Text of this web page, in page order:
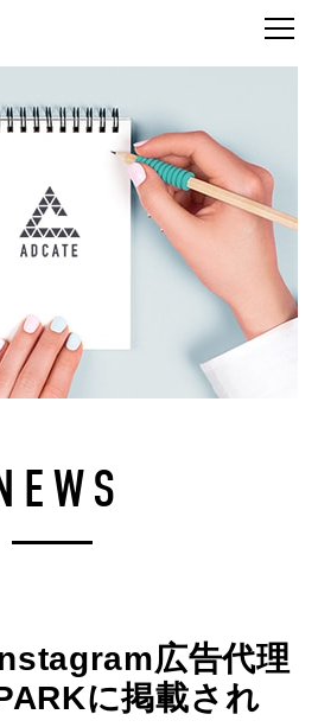
広告代理
に掲載され